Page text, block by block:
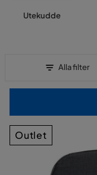
Utekudde
Alla filter
Outlet